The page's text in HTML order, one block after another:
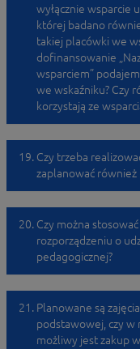
wyłącznie wsparcie
której badano
takiej placówki we
dofinansowanie
wsparciem”
we wskaźniku? Czy
korzystają ze
Czy trzeba
zaplanować również
Czy można
rozporządzeniu o
pedagogicznej?
Planowane są
podstawowej, czy w
możliwy jest zakup